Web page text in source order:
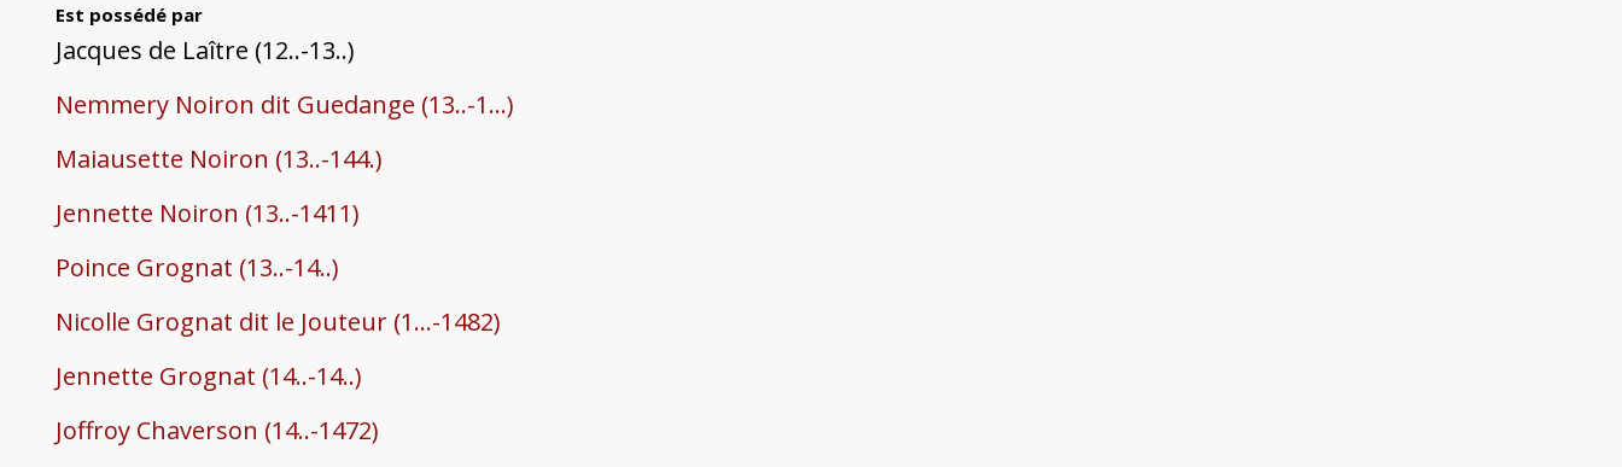
Est possédé par
Jacques de Laître (12..-13..)
Nemmery Noiron dit Guedange (13..-1...)
Maiausette Noiron (13..-144.)
Jennette Noiron (13..-1411)
Poince Grognat (13..-14..)
Nicolle Grognat dit le Jouteur (1...-1482)
Jennette Grognat (14..-14..)
Joffroy Chaverson (14..-1472)